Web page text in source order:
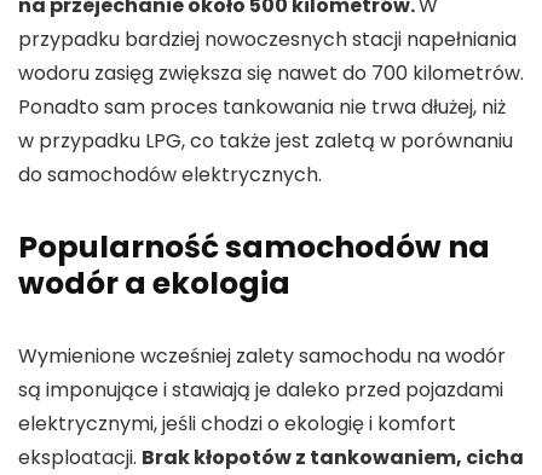
przypadku bardziej nowoczesnych stacji napełniania
wodoru zasięg zwiększa się nawet do 700 kilometrów.
Ponadto sam proces tankowania nie trwa dłużej, niż
w przypadku LPG, co także jest zaletą w porównaniu
do samochodów elektrycznych.
Popularność samochodów na
wodór a ekologia
Wymienione wcześniej zalety samochodu na wodór
są imponujące i stawiają je daleko przed pojazdami
elektrycznymi, jeśli chodzi o ekologię i komfort
eksploatacji. Brak kłopotów z tankowaniem, cicha